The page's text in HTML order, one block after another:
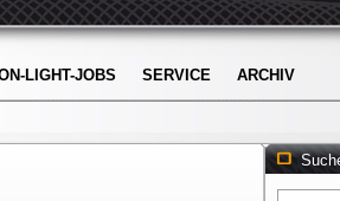
LIGHT-JOBS SERVICE ARCHIV